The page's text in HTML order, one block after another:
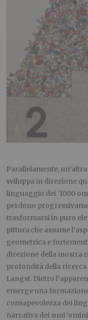
Parallelamente,
sviluppa in direzione
linguaggio dei ‘1000
perdono
trasformarsi in puro
pittura che assume
geometrica e
direzione della mostra
profondità della ricerca
Langst. Dietro
emerge una
consapevolezza dei
narrativa dei suoi